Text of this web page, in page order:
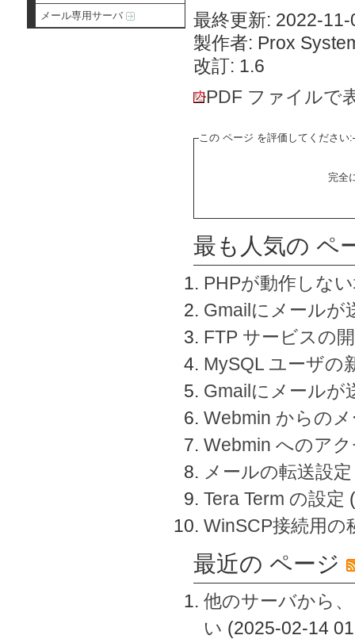
メール専用サーバ
最終更新: 2022-
製作者: Prox
改訂: 1.6
PDF ファイルで
この ページ を評価してください:
完全
最も人気の ペ
PHPが動作しな
Gmailにメールが
FTP サービスの
MySQL ユーザの
Gmailにメールが
Webmin からの
Webmin へのア
メールの転送設定
Tera Term の設定
WinSCP接続用の
最近の ページ
他のサーバから
い (2025-02-14